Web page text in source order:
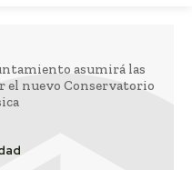
asumirá las
el nuevo Conservatorio